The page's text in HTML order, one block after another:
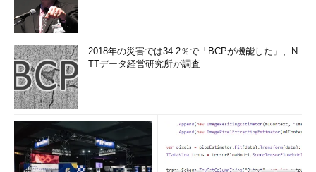
定する。こうすれば、仮想マシンごとに正しい手順でセットアッ
プされたWindows OS環境が得られる。
SIDを変更するツールを利用する
以上の方法はマイクロソフトの推奨する方法であるが、広く使
われている別の方法として、「コンピュータ名やSIDを強制的に
しこれは推奨されていない方法であり、正式な環境としては認め
られていないことに注意する必要がある。次のサポート技術情報
にあるように、マイクロソフトでは、ディスクを複製してSID変
2018年の災害では34.2％で「BCPが機能した」、N
TTデータ経営研究所が調査